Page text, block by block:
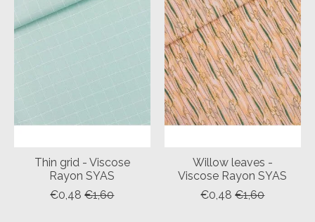
Thin grid - Viscose
Rayon SYAS
€0,48 €1,60
Willow leaves -
Viscose Rayon SYAS
€0,48 €1,60